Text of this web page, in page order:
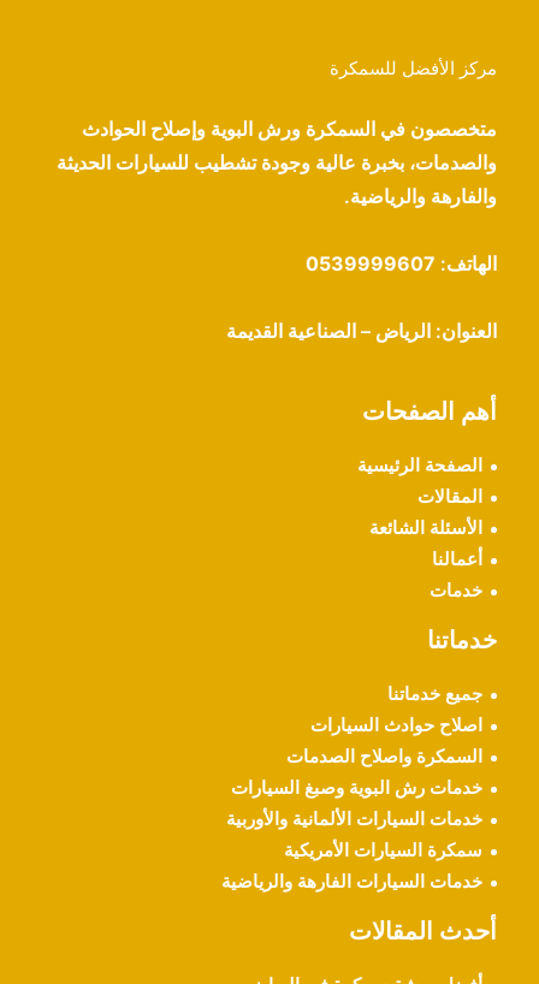
مركز الأفضل للسمكرة
متخصصون في السمكرة ورش البوية وإصلاح الحوادث
والصدمات، بخبرة عالية وجودة تشطيب للسيارات الحديثة
والفارهة والرياضية.
الهاتف: 0539999607
العنوان: الرياض – الصناعية القديمة
أهم الصفحات
الصفحة الرئيسية
المقالات
الأسئلة الشائعة
أعمالنا
خدمات
خدماتنا
جميع خدماتنا
اصلاح حوادث السيارات
السمكرة واصلاح الصدمات
خدمات رش البوية وصبغ السيارات
خدمات السيارات الألمانية والأوربية
سمكرة السيارات الأمريكية
خدمات السيارات الفارهة والرياضية
أحدث المقالات